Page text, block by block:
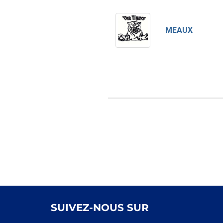
MEAUX
SUIVEZ-NOUS SUR